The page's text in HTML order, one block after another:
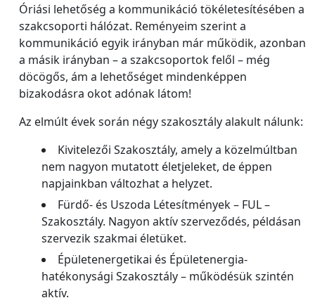
Óriási lehetőség a kommunikáció tökéletesítésében a
szakcsoporti hálózat. Reményeim szerint a
kommunikáció egyik irányban már működik, azonban
a másik irányban – a szakcsoportok felől – még
döcögős, ám a lehetőséget mindenképpen
bizakodásra okot adónak látom!
Az elmúlt évek során négy szakosztály alakult nálunk:
Kivitelezői Szakosztály, amely a közelmúltban
nem nagyon mutatott életjeleket, de éppen
napjainkban változhat a helyzet.
Fürdő- és Uszoda Létesítmények – FUL –
Szakosztály. Nagyon aktív szerveződés, példásan
szervezik szakmai életüket.
Épületenergetikai és Épületenergia-
hatékonysági Szakosztály – működésük szintén
aktív.